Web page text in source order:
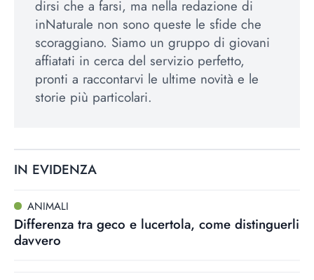
dirsi che a farsi, ma nella redazione di
inNaturale non sono queste le sfide che
scoraggiano. Siamo un gruppo di giovani
affiatati in cerca del servizio perfetto,
pronti a raccontarvi le ultime novità e le
storie più particolari.
IN EVIDENZA
ANIMALI
Differenza tra geco e lucertola, come distinguerli
davvero